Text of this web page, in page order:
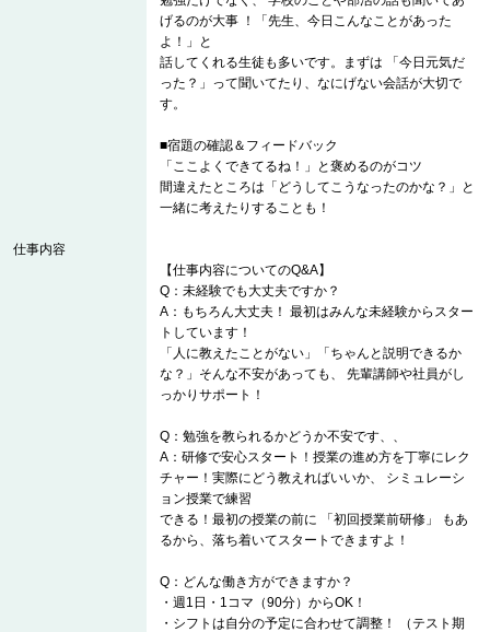
仕事内容
げるのが大事 ！「先生、今日こんなことがあった
よ！」と
話してくれる生徒も多いです。まずは 「今日元気だ
った？」って聞いてたり、なにげない会話が大切で
す。
■宿題の確認＆フィードバック
「ここよくできてるね！」と褒めるのがコツ
間違えたところは「どうしてこうなったのかな？」と
一緒に考えたりすることも！
【仕事内容についてのQ&A】
Q：未経験でも大丈夫ですか？
A：もちろん大丈夫！ 最初はみんな未経験からスター
トしています！
「人に教えたことがない」「ちゃんと説明できるか
な？」そんな不安があっても、 先輩講師や社員がし
っかりサポート！
Q：勉強を教られるかどうか不安です、、
A：研修で安心スタート！授業の進め方を丁寧にレク
チャー！実際にどう教えればいいか、 シミュレーシ
ョン授業で練習
できる！最初の授業の前に 「初回授業前研修」 もあ
るから、落ち着いてスタートできますよ！
Q：どんな働き方ができますか？
・週1日・1コマ（90分）からOK！
・シフトは自分の予定に合わせて調整！ （テスト期